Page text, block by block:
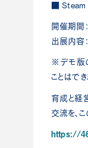
■ Steam
開催期間
出展内容
※デモ版
ことはでき
育成と経
交流を、
https://